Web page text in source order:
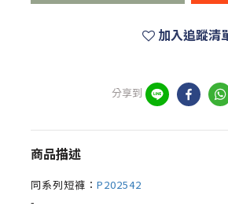
加入追蹤清
分享到
商品描述
同系列短褲： P202542
-